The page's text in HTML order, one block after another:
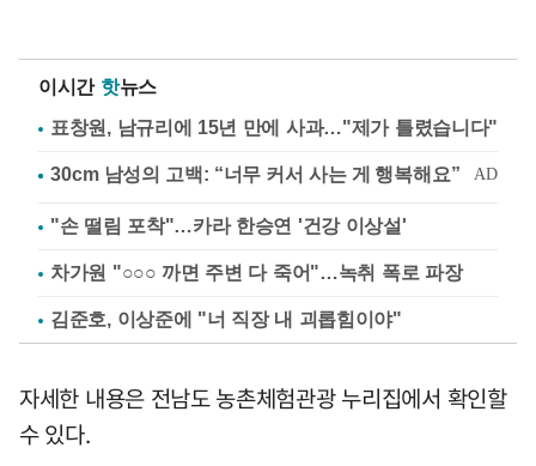
이시간 핫뉴스
표창원, 남규리에 15년 만에 사과…"제가 틀렸습니다"
"손 떨림 포착"…카라 한승연 '건강 이상설'
차가원 "○○○ 까면 주변 다 죽어"…녹취 폭로 파장
김준호, 이상준에 "너 직장 내 괴롭힘이야"
자세한 내용은 전남도 농촌체험관광 누리집에서 확인할
수 있다.